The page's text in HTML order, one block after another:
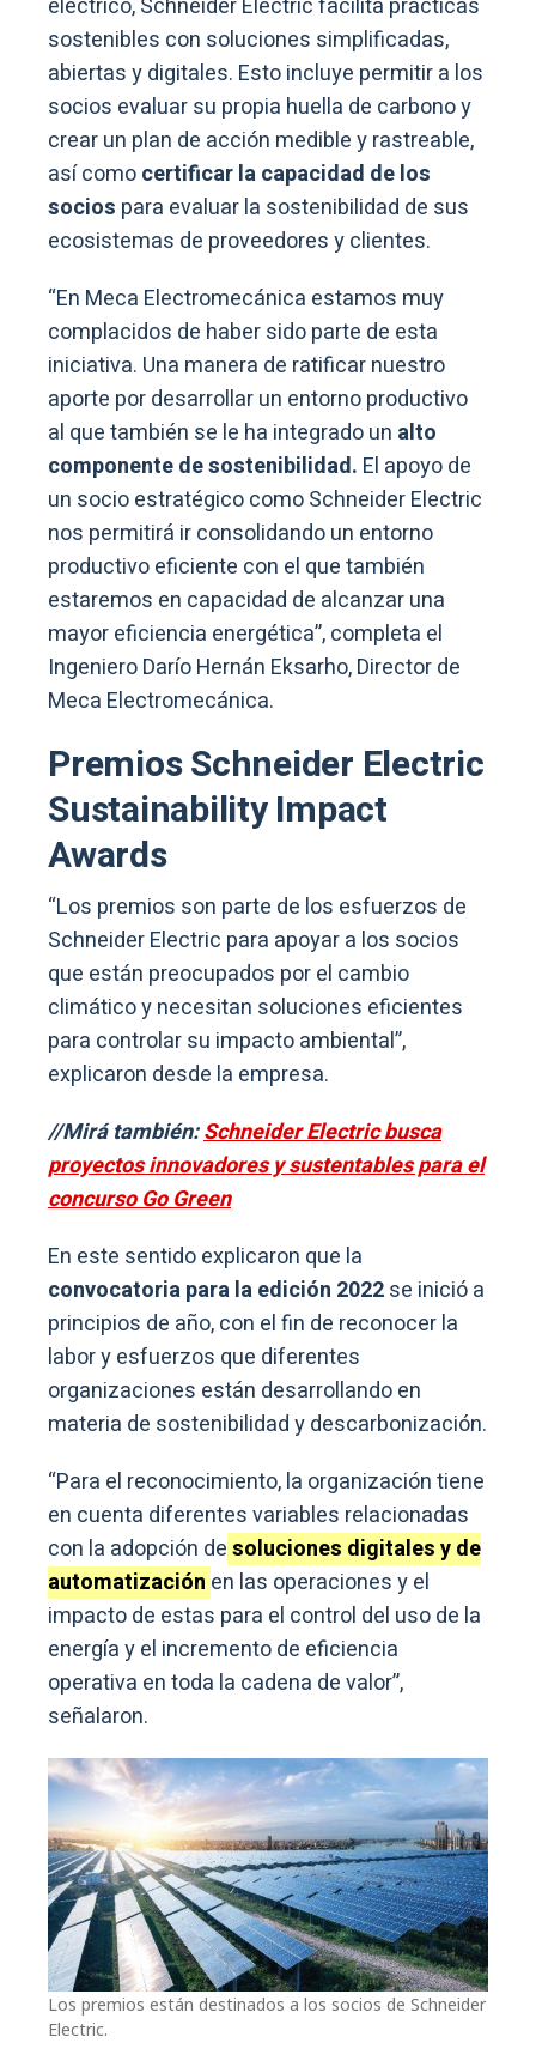
sostenibles con soluciones simplificadas,
abiertas y digitales. Esto incluye permitir a los
socios evaluar su propia huella de carbono y
crear un plan de acción medible y rastreable,
así comocertificar la capacidad de los
socios para evaluar la sostenibilidad de sus
ecosistemas de proveedores y clientes.
“En Meca Electromecánica estamos muy
complacidos de haber sido parte de esta
iniciativa. Una manera de ratificar nuestro
aporte por desarrollar un entorno productivo
al que también se le ha integrado un alto
componente de sostenibilidad. El apoyo de
un socio estratégico como Schneider Electric
nos permitirá ir consolidando un entorno
productivo eficiente con el que también
estaremos en capacidad de alcanzar una
mayor eficiencia energética”, completa el
Ingeniero Darío Hernán Eksarho, Director de
Meca Electromecánica.
Premios Schneider Electric
Sustainability Impact
Awards
“Los premios son parte de los esfuerzos de
Schneider Electric para apoyar a los socios
que están preocupados por el cambio
climático y necesitan soluciones eficientes
para controlar su impacto ambiental”,
explicaron desde la empresa.
//Mirá también:Schneider Electric busca
proyectos innovadores y sustentables para el
concurso Go Green
En este sentido explicaron que la
convocatoria para la edición 2022se inició a
principios de año, con el fin de reconocer la
labor y esfuerzos que diferentes
organizaciones están desarrollando en
materia de sostenibilidad y descarbonización.
“Para el reconocimiento, la organización tiene
en cuenta diferentes variables relacionadas
con la adopción desoluciones digitales y de
automatización en las operaciones y el
impacto de estas para el control del uso de la
energía y el incremento de eficiencia
operativa en toda la cadena de valor”,
señalaron.
Los premios están destinados a los socios de Schneider
Electric.